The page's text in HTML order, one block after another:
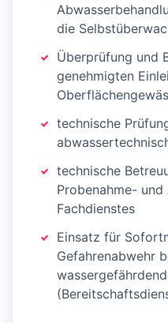
die
Überprüfung und
genehmigten
technische
technische
Probenahme-
Fachdienstes
Einsatz für
Gefahrenabwehr